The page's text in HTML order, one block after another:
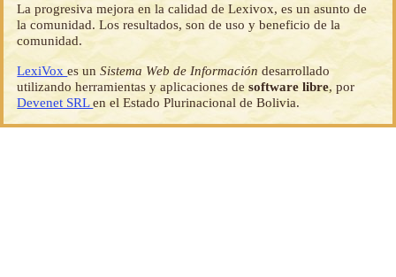
La progresiva mejora en la calidad de Lexivox, es un asunto de
la comunidad. Los resultados, son de uso y beneficio de la
comunidad.
LexiVoxes unSistema Web de Información desarrollado
utilizando herramientas y aplicaciones desoftware libre, por
Devenet SRLen el Estado Plurinacional de Bolivia.